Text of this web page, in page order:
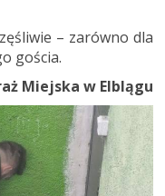
– zarówno dla
gościa.
Miejska w Elblągu